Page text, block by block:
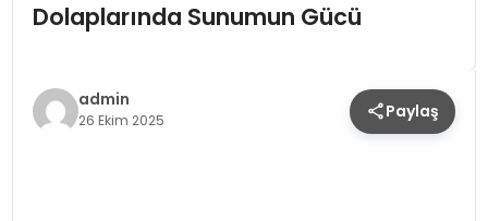
GÜNDEM
MAGAZIN
Dolaplarında Sunumun Gücü
admin
26 Ekim 2025 Paylaş